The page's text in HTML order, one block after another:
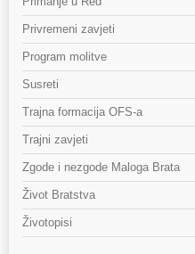
Privremeni zavjeti
Program molitve
Susreti
Trajna formacija OFS-a
Trajni zavjeti
Zgode i nezgode Maloga Brata
Život Bratstva
Životopisi